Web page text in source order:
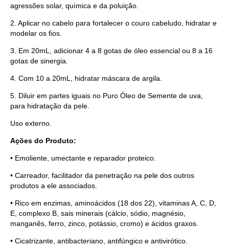
agressões solar, química e da poluição.
2. Aplicar no cabelo para fortalecer o couro cabeludo, hidratar e
modelar os fios.
3. Em 20mL, adicionar 4 a 8 gotas de óleo essencial ou 8 a 16
gotas de sinergia.
4. Com 10 a 20mL, hidratar máscara de argila.
5. Diluir em partes iguais no Puro Óleo de Semente de uva,
para hidratação da pele.
Uso externo.
Ações do Produto:
• Emoliente, umectante e reparador proteico.
• Carreador, facilitador da penetração na pele dos outros
produtos a ele associados.
• Rico em enzimas, aminoácidos (18 dos 22), vitaminas A, C, D,
E, complexo B, sais minerais (cálcio, sódio, magnésio,
manganês, ferro, zinco, potássio, cromo) e ácidos graxos.
• Cicatrizante, antibacteriano, antifúngico e antivirótico.